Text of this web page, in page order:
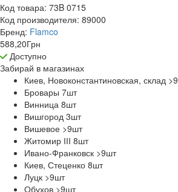
Код товара: 73B 0715
Код производителя: 89000
Бренд: Flamco
588,20Грн
Доступно
Забирай в магазинах
Киев, Новоконстантиновская, склад >9
Бровары 7шт
Винница 8шт
Вишгород 3шт
Вишевое >9шт
Житомир ІІІ 8шт
Ивано-Франковск >9шт
Киев, Стеценко 8шт
Луцк >9шт
Обухов >9шт